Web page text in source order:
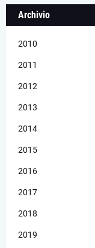
Archivio
2010
2011
2012
2013
2014
2015
2016
2017
2018
2019